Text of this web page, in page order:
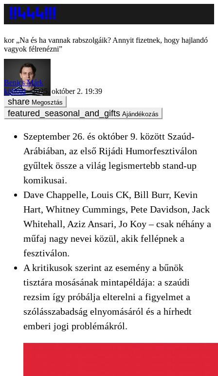
„Na és ha vannak rabszolgáik? Annyit fizetnek, hogy hajlandó
vagyok félrenézni”
Benics Márk
külföld
2025. október 2. 19:39
Megosztás
Ajándékozás
Szeptember 26. és október 9. között Szaúd-
Arábiában, az első Rijádi Humorfesztiválon
gyűltek össze a világ legismertebb stand-up
komikusai.
Dave Chappelle, Louis CK, Bill Burr, Kevin
Hart, Whitney Cummings, Pete Davidson, Jack
Whitehall, Aziz Ansari, Jo Koy – csak néhány a
műfaj nagy nevei közül, akik fellépnek a
fesztiválon.
A kritikusok szerint az esemény a bűnök
tisztára mosásának mintapéldája: a szaúdi
rezsim így próbálja elterelni a figyelmet a
szólásszabadság elnyomásáról és a hírhedt
emberi jogi problémákról.